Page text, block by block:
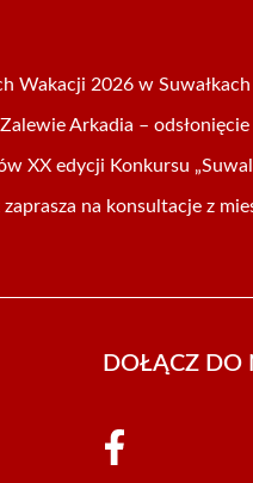
Wakacji 2026 w Suwałkach
Arkadia –
XX edycji Konkursu
zaprasza na konsultacje z
DOŁĄCZ DO